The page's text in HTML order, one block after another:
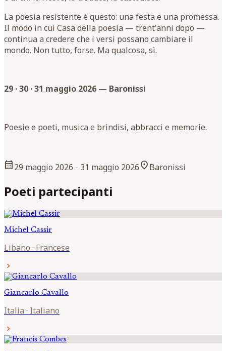
La poesia resistente è questo: una festa e una promessa.
Il modo in cui Casa della poesia — trent'anni dopo —
continua a credere che i versi possano cambiare il
mondo. Non tutto, forse. Ma qualcosa, sì.
29 · 30 · 31 maggio 2026 — Baronissi
Poesie e poeti, musica e brindisi, abbracci e memorie.
calendar_month29 maggio 2026 - 31 maggio 2026location_onBaronissi
Poeti partecipanti
Michel Cassir
Libano · Francese
chevron_right
Giancarlo Cavallo
Italia · Italiano
chevron_right